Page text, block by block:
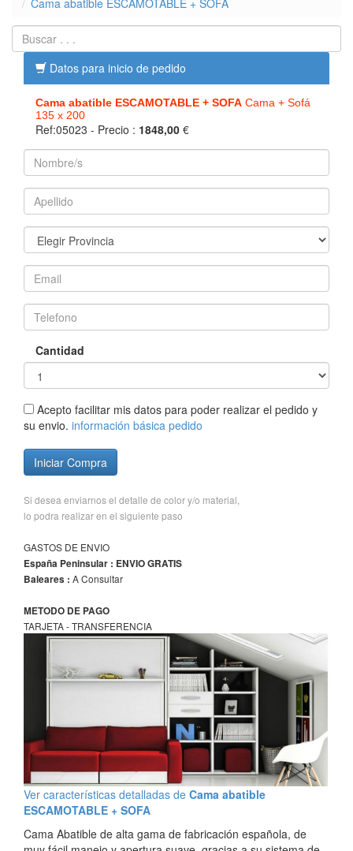
Cama abatible ESCAMOTABLE + SOFA
Datos para inicio de pedido
Cama abatible ESCAMOTABLE + SOFA Cama + Sofá
135 x 200
Ref:05023 - Precio : 1848,00 €
Cantidad
Acepto facilitar mis datos para poder realizar el pedido y
su envio. información básica pedido
Iniciar Compra
Si desea enviarnos el detalle de color y/o material,
lo podra realizar en el siguiente paso
GASTOS DE ENVIO
España Peninsular : ENVIO GRATIS
Baleares : A Consultar
METODO DE PAGO
TARJETA - TRANSFERENCIA
Ver características detalladas de Cama abatible
ESCAMOTABLE + SOFA
Cama Abatible de alta gama de fabricación española, de